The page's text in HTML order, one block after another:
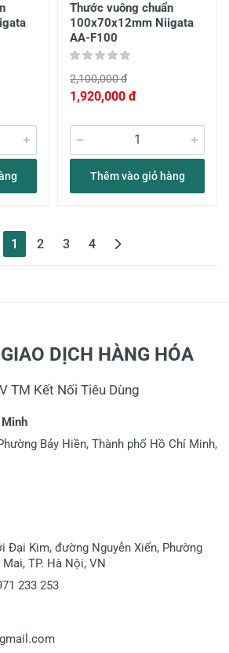
Thước vuông chuẩn
100x70x12mm Niigata
AA-F100
2,100,000 đ
1,920,000 đ
Thêm vào giỏ hàng
1 (current)
2 3 4
DỊCH HÀNG HÓA
TM Kết Nối Tiêu Dùng
Minh
Bảy Hiền, Thành phố Hồ Chí Minh,
Đại Kim, đường Nguyễn Xiển, Phường
TP. Hà Nội, VN
233 253